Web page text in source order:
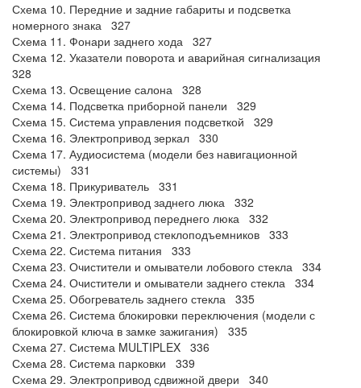
Схема 10. Передние и задние габариты и подсветка
номерного знака 327
Схема 11. Фонари заднего хода 327
Схема 12. Указатели поворота и аварийная сигнализация
328
Схема 13. Освещение салона 328
Схема 14. Подсветка приборной панели 329
Схема 15. Система управления подсветкой 329
Схема 16. Электропривод зеркал 330
Схема 17. Аудиосистема (модели без навигационной
системы) 331
Схема 18. Прикуриватель 331
Схема 19. Электропривод заднего люка 332
Схема 20. Электропривод переднего люка 332
Схема 21. Электропривод стеклоподъемников 333
Схема 22. Система питания 333
Схема 23. Очистители и омыватели лобового стекла 334
Схема 24. Очистители и омыватели заднего стекла 334
Схема 25. Обогреватель заднего стекла 335
Схема 26. Система блокировки переключения (модели с
блокировкой ключа в замке зажигания) 335
Схема 27. Система MULTIPLEX 336
Схема 28. Система парковки 339
Схема 29. Электропривод сдвижной двери 340